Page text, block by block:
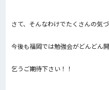
さて、そんなわけでたくさんの気
今後も福岡では勉強会がどんどん
乞うご期待下さい！！